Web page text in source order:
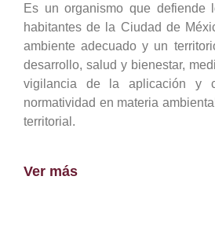
Es un organismo que defiende
habitantes de la Ciudad de
ambiente adecuado y un
desarrollo, salud y bienestar,
vigilancia de la aplicación y
normatividad en materia
territorial.
Ver más